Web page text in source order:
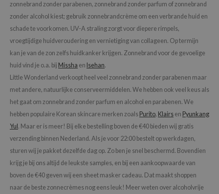
zonnebrand zonder parabenen, zonnebrand zonder parfum of zonnebrand
zonder alcohol kiest; gebruik zonnebrandcrème om een verbrande huid en
schade te voorkomen. UV-A straling zorgt voor diepere rimpels,
vroegtijdige huidveroudering en vernietiging van collageen. Op termijn
kan je van de zon zelfs huidkanker krijgen. Zonnebrand voor de gevoelige
huid vind je o.a. bij Missha en Isehan.
Little Wonderland verkoopt heel veel zonnebrand zonder parabenen maar
met andere, natuurlijke conserveermiddelen. We hebben ook veel keus als
het gaat om zonnebrand zonder parfum en alcohol en parabenen. We
hebben populaire Korean skincare merken zoals Purito, Klairs en Pyunkang
Yul . Maar er is meer! Bij elke bestelling boven de €40 bieden wij gratis
verzending binnen Nederland. Als je voor 22:00 bestelt op werkdagen,
sturen wij je pakket dezelfde dag op. Zo ben je snel beschermd. Bovendien
krijg je bij ons altijd de leukste samples, en bij een aankoopwaarde van
boven de €40 geven wij een sheet masker cadeau. Dat maakt shoppen
naar de beste zonnecrèmes nog eens leuk! Meer weten over alcoholvrije